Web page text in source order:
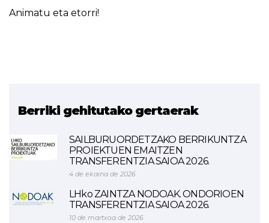
Animatu eta etorri!
Berriki gehitutako gertaerak
SAILBURUORDETZAKO BERRIKUNTZA
PROIEKTUEN EMAITZEN
TRANSFERENTZIA SAIOA 2026.
4 de ekaina de 2026
LHko ZAINTZA NODOAK. ONDORIOEN
TRANSFERENTZIA SAIOA 2026.
10 de martxoa de 2026